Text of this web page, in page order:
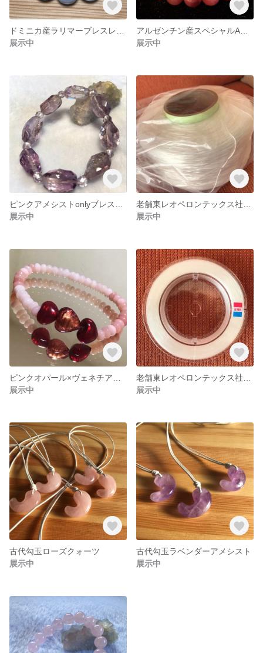
展示中
展示中
展示中
展示中
展示中
展示中
古代勾玉ローズクォーツ
展示中
古代勾玉ラベンダーアメシスト
展示中